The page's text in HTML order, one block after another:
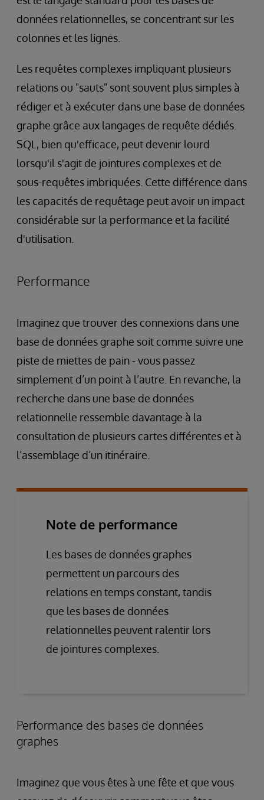
données relationnelles, se concentrant sur les
colonnes et les lignes.
Les requêtes complexes impliquant plusieurs
relations ou "sauts" sont souvent plus simples à
rédiger et à exécuter dans une base de données
graphe grâce aux langages de requête dédiés.
SQL, bien qu'efficace, peut devenir lourd
lorsqu'il s'agit de jointures complexes et de
sous-requêtes imbriquées. Cette différence dans
les capacités de requêtage peut avoir un impact
considérable sur la performance et la facilité
d'utilisation.
Performance
Imaginez que trouver des connexions dans une
base de données graphe soit comme suivre une
piste de miettes de pain - vous passez
simplement d’un point à l’autre. En revanche, la
recherche dans une base de données
relationnelle ressemble davantage à la
consultation de plusieurs cartes différentes et à
l’assemblage d’un itinéraire.
Note de performance
Les bases de données graphes
permettent un parcours des
relations en temps constant, tandis
que les bases de données
relationnelles peuvent ralentir lors
de jointures complexes.
Performance des bases de données
graphes
Imaginez que vous êtes à une fête et que vous